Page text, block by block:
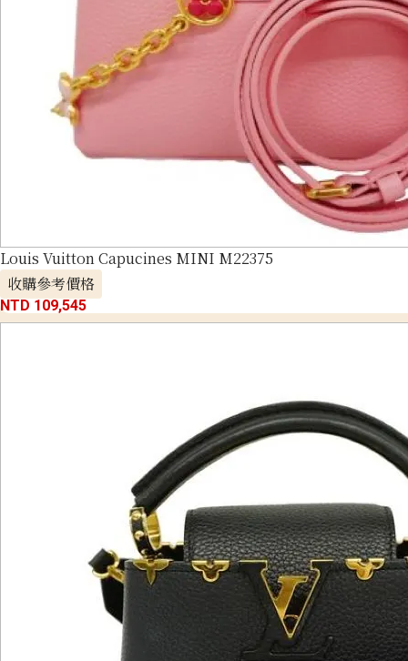
Louis Vuitton Capucines MINI M22375
收購參考價格
NTD 109,545